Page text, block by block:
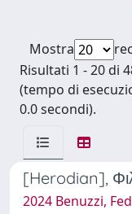
Mostra
Risultati 1 - 20 di
(tempo di
0.0 secondi).
[Herodian],
2024 Benuzzi,